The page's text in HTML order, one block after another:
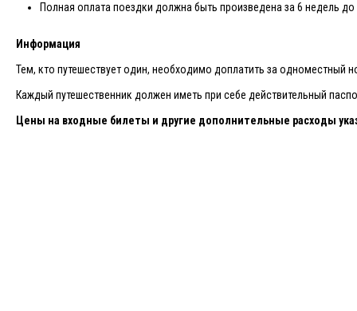
Полная оплата поездки должна быть произведена за 6 недель
Информация
Тем, кто путешествует один, необходимо доплатить за одноместный
Каждый путешественник должен иметь при себе действительный
Цены на входные билеты и другие дополнительные расходы